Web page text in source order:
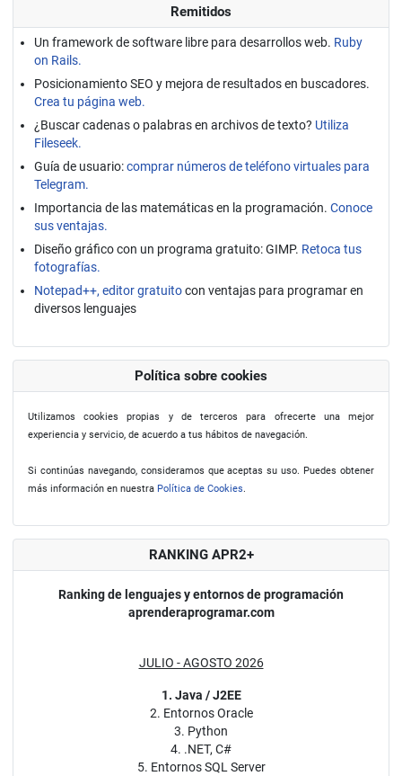
Remitidos
Un framework de software libre para desarrollos web. Ruby
on Rails.
Posicionamiento SEO y mejora de resultados en buscadores.
Crea tu página web.
¿Buscar cadenas o palabras en archivos de texto? Utiliza
Fileseek.
Guía de usuario:comprar números de teléfono virtuales para
Telegram.
Importancia de las matemáticas en la programación. Conoce
sus ventajas.
Diseño gráfico con un programa gratuito: GIMP. Retoca tus
fotografías.
Notepad++, editor gratuitocon ventajas para programar en
diversos lenguajes
Política sobre cookies
Utilizamos cookies propias y de terceros para ofrecerte una mejor
experiencia y servicio, de acuerdo a tus hábitos de navegación.
Si continúas navegando, consideramos que aceptas su uso. Puedes obtener
más información en nuestra Política de Cookies.
RANKING APR2+
Ranking de lenguajes y entornos de programación
aprenderaprogramar.com
JULIO - AGOSTO 2026
1. Java / J2EE
2. Entornos Oracle
3. Python
4. .NET, C#
5. Entornos SQL Server